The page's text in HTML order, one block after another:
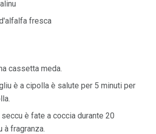
fresca
cassetta meda.
è a cipolla è salute per 5 minuti per
è fate a coccia durante 20
à fragranza.